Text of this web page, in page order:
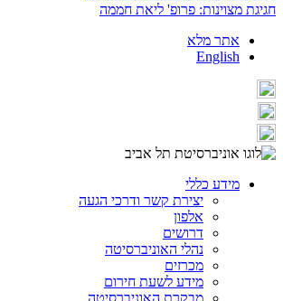
חגיגת מצוינות: פרופ' ליאת חממה
אתר מלא
English
מידע כללי
יצירת קשר ודרכי הגעה
אלפון
דרושים
נהלי האוניברסיטה
מכרזים
מידע לשעת חירום
מבקרת האוניברסיטה